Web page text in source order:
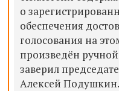
о
обеспечения
голосования на
произведён
заверил
Алексей Подушкин.